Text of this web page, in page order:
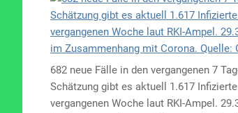
682 neue Fälle in den vergangenen 7
Schätzung gibt es aktuell 1.617
vergangenen Woche laut RKI-Ampel.